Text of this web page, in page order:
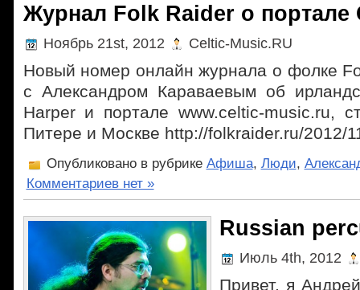
Журнал Folk Raider о портале
Ноябрь 21st, 2012 Celtic-Music.RU
Новый номер онлайн журнала о фолке
с Александром Караваевым об
Harper и портале www.celtic-music.ru,
Питере и Москве http://folkraider.ru/2012/
Опубликовано в рубрике Афиша, Люди,
Комментариев нет »
Russian
Июль 4th, 2012
Привет, я